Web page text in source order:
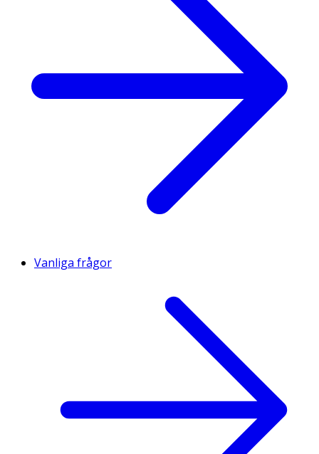
Vanliga frågor